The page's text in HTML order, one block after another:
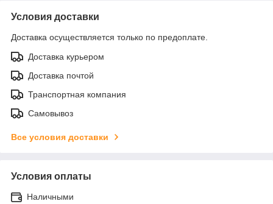
Условия доставки
Доставка осуществляется только по предоплате.
Доставка курьером
Доставка почтой
Транспортная компания
Самовывоз
Все условия доставки
Условия оплаты
Наличными